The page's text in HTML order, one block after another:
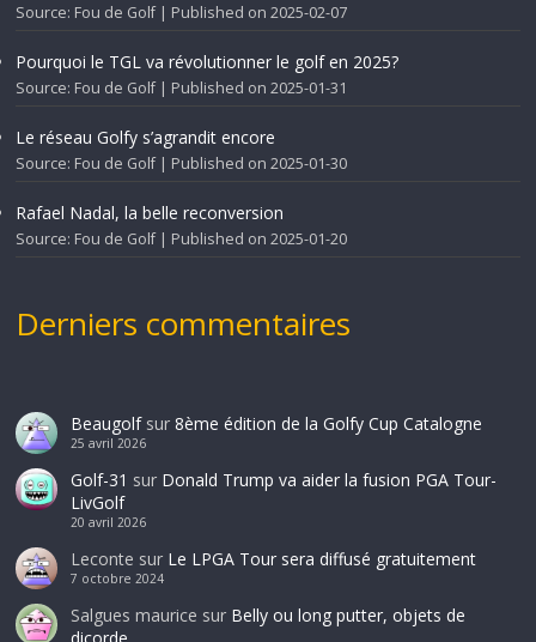
Source: Fou de Golf Published on 2025-02-07
Pourquoi le TGL va révolutionner le golf en 2025?
Source: Fou de Golf Published on 2025-01-31
Le réseau Golfy s’agrandit encore
Source: Fou de Golf Published on 2025-01-30
Rafael Nadal, la belle reconversion
Source: Fou de Golf Published on 2025-01-20
Derniers commentaires
Beaugolfsur 8ème édition de la Golfy Cup Catalogne
25 avril 2026
Golf-31 sur Donald Trump va aider la fusion PGA Tour-
LivGolf
20 avril 2026
Leconte sur Le LPGA Tour sera diffusé gratuitement
7 octobre 2024
Salgues maurice sur Belly ou long putter, objets de
dicorde